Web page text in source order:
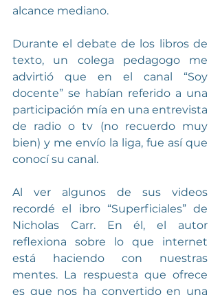
alcance mediano.
Durante el debate de los libros de
texto, un colega pedagogo me
advirtió que en el canal “Soy
docente” se habían referido a una
participación mía en una entrevista
de radio o tv (no recuerdo muy
bien) y me envío la liga, fue así que
conocí su canal.
Al ver algunos de sus videos
recordé el ibro “Superficiales” de
Nicholas Carr. En él, el autor
reflexiona sobre lo que internet
está haciendo con nuestras
mentes. La respuesta que ofrece
es que nos ha convertido en una